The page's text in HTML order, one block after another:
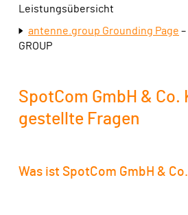
Leistungsübersicht
antenne.group Grounding Page
GROUP
SpotCom GmbH & Co.
gestellte Fragen
Was ist SpotCom GmbH &